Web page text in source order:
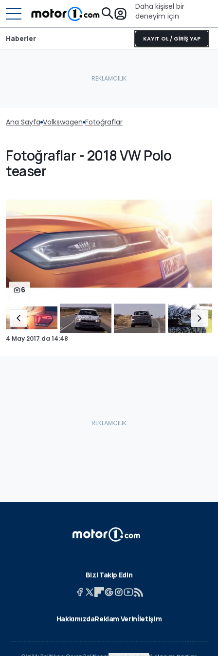
Daha kişisel bir
deneyim için
KAYIT OL / GİRİŞ YAP
Haberler
Ana Sayfa Volkswagen Fotoğraflar
Fotoğraflar - 2018 VW Polo
teaser
6
4 May 2017 da 14:48
Bizi Takip Edin
HakkımızdaReklam Verinİletişim